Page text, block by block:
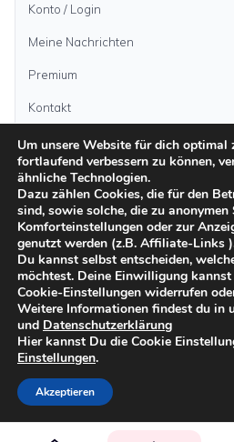
Konto / Login
Meine Nachrichten
Premium
Kontakt
Anzeige
Kategorien
Inseln
ImpressumDatenschutzAGB Sicher
Um unsere Website für dich optimal
fortlaufend verbessern zu können,
ähnliche Technologien.
Dazu zählen Cookies, die für den
sind, sowie solche, die zu
Komforteinstellungen oder zur
genutzt werden (z.B. Affiliate-Links
Du kannst selbst entscheiden,
möchtest. Deine Einwilligung
Cookie-Einstellungen widerrufen
Weitere Informationen findest du in
und Datenschutzerklärung
Hier kannst Du die Cookie
Einstellungen.
Akzeptieren